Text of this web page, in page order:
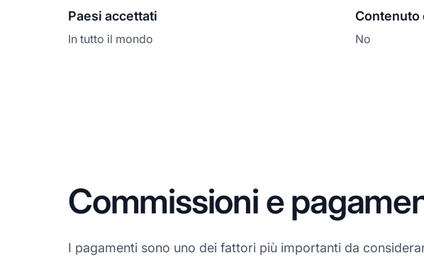
Paesi accettati
In tutto il mondo
Contenuto
No
Commissioni e
I pagamenti sono uno dei fattori più importanti da